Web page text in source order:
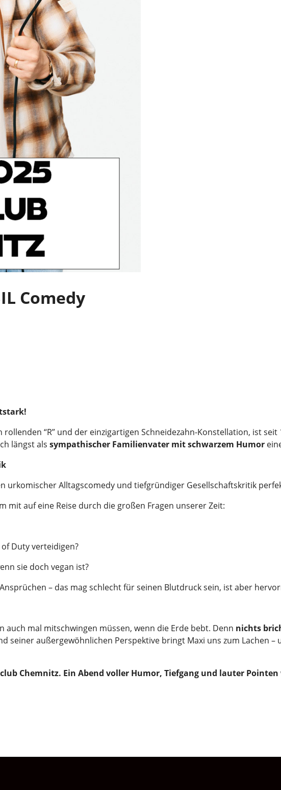
Comedy
“R” und der einzigartigen Schneidezahn-Konstellation, ist seit
längst als sympathischer Familienvater mit schwarzem Humor
urkomischer Alltagscomedy und tiefgründiger Gesellschaftskritik
mit auf eine Reise durch die großen Fragen unserer Zeit:
of Duty verteidigen?
sie doch vegan ist?
– das mag schlecht für seinen Blutdruck sein, ist aber
mal mitschwingen müssen, wenn die Erde bebt. Denn nichts
seiner außergewöhnlichen Perspektive bringt Maxi uns zum Lachen –
Chemnitz. Ein Abend voller Humor, Tiefgang und lauter